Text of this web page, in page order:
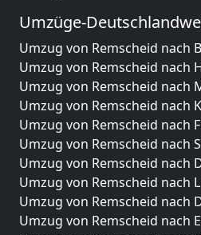
Umzüge-
Umzug von Remscheid nach
Umzug von Remscheid nach
Umzug von Remscheid nach
Umzug von Remscheid nach
Umzug von Remscheid nach
Umzug von Remscheid nach
Umzug von Remscheid nach
Umzug von Remscheid nach
Umzug von Remscheid nach
Umzug von Remscheid nach